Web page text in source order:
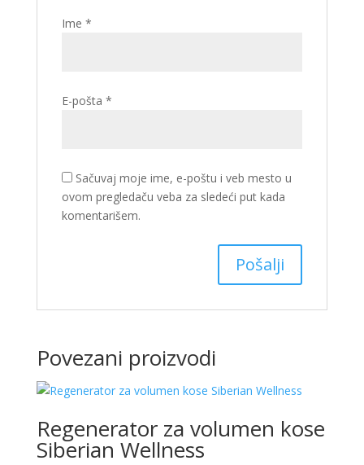
Ime *
E-pošta *
Sačuvaj moje ime, e-poštu i veb mesto u
ovom pregledaču veba za sledeći put kada
komentarišem.
Povezani proizvodi
Regenerator za volumen kose
Siberian Wellness